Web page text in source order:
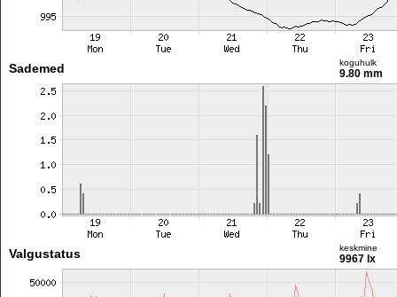
Sademed koguhulk
9.80 mm
Valgustatus keskmine
9967 lx